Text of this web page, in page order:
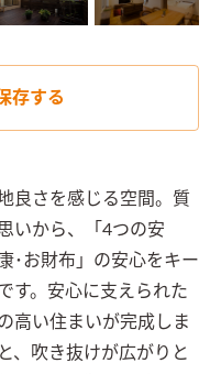
存する
良さを感じる空間。質
いから、「4つの安
･お財布」の安心をキー
す。安心に支えられた
高い住まいが完成しま
、吹き抜けが広がりと